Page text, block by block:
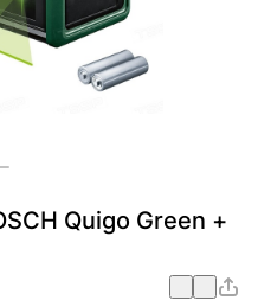
Quigo Green +